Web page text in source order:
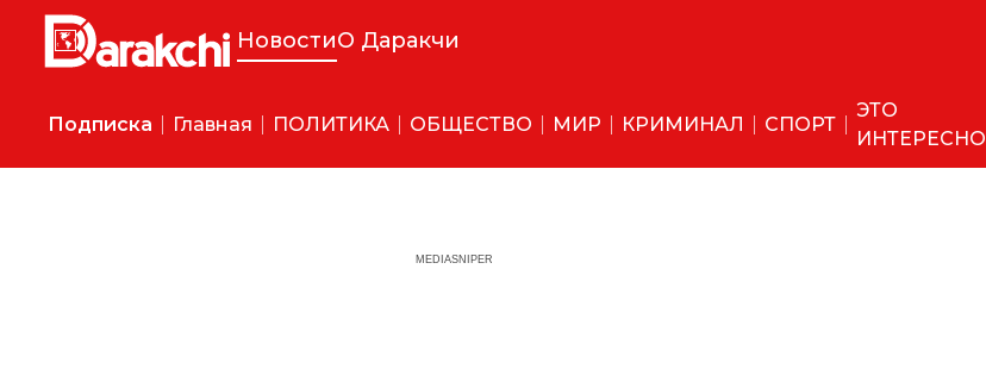
НовостиО Даракчи
Подписка Главная ПОЛИТИКА ОБЩЕСТВО МИР КРИМИНАЛ СПОРТ
ЭТО
ИНТЕРЕСНО
MEDIASNIPER